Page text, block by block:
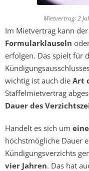
Mietvertrag: 2
Im Mietvertrag kann
Formularklauseln
erfolgen. Das spielt für
wichtig ist auch die Art
Staffelmietvertrag
Dauer des
Handelt es sich um
höchstmögliche Dauer
Kündigungsverzichts
vier Jahren. Das hat